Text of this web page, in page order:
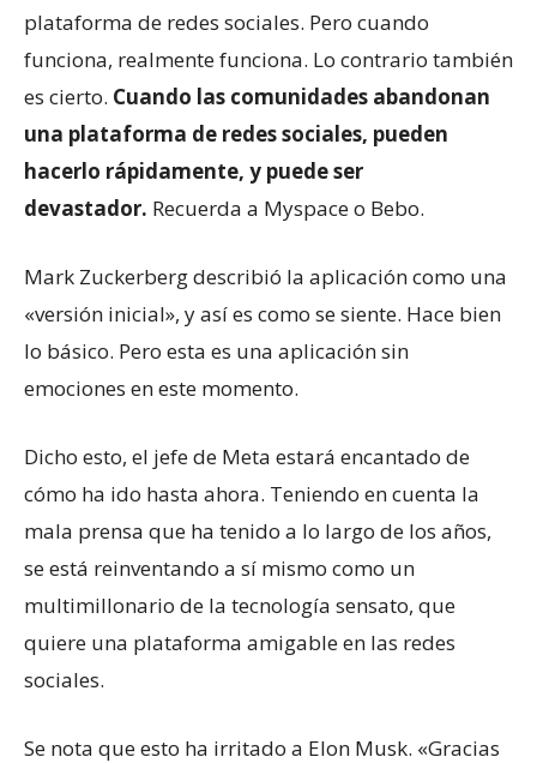
plataforma de redes sociales. Pero cuando
funciona, realmente funciona. Lo contrario también
es cierto. Cuando las comunidades abandonan
una plataforma de redes sociales, pueden
hacerlo rápidamente, y puede ser
devastador. Recuerda a Myspace o Bebo.
Mark Zuckerberg describió la aplicación como una
«versión inicial», y así es como se siente. Hace bien
lo básico. Pero esta es una aplicación sin
emociones en este momento.
Dicho esto, el jefe de Meta estará encantado de
cómo ha ido hasta ahora. Teniendo en cuenta la
mala prensa que ha tenido a lo largo de los años,
se está reinventando a sí mismo como un
multimillonario de la tecnología sensato, que
quiere una plataforma amigable en las redes
sociales.
Se nota que esto ha irritado a Elon Musk. «Gracias